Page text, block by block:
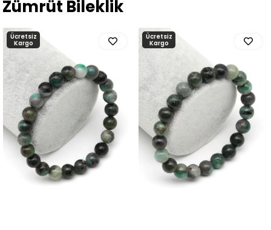
Zümrüt Bileklik
Ücretsiz
Kargo
Ücretsiz
Kargo